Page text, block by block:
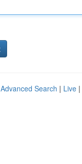
Advanced Search | Live |